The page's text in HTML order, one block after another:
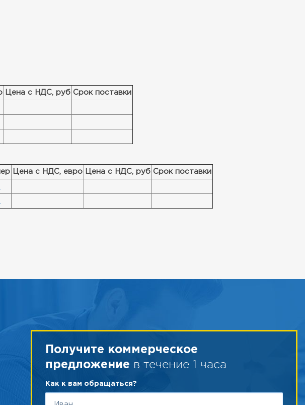
Цена с НДС, руб Срок поставки
Цена с НДС, евро Цена с НДС, руб Срок поставки
Получите коммерческое
предложение в течение 1 часа
Как к вам обращаться?